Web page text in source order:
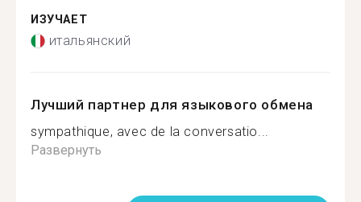
ИЗУЧАЕТ
итальянский
Лучший партнер для языкового обмена
sympathique, avec de la conversatio...
Развернуть